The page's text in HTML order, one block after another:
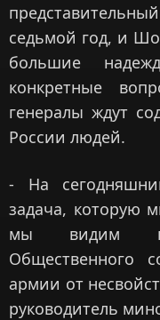
седьмой год, и
большие
конкретные
генералы ждут
России людей.
- На
задача, которую
мы видим
Общественного
армии от
руководитель